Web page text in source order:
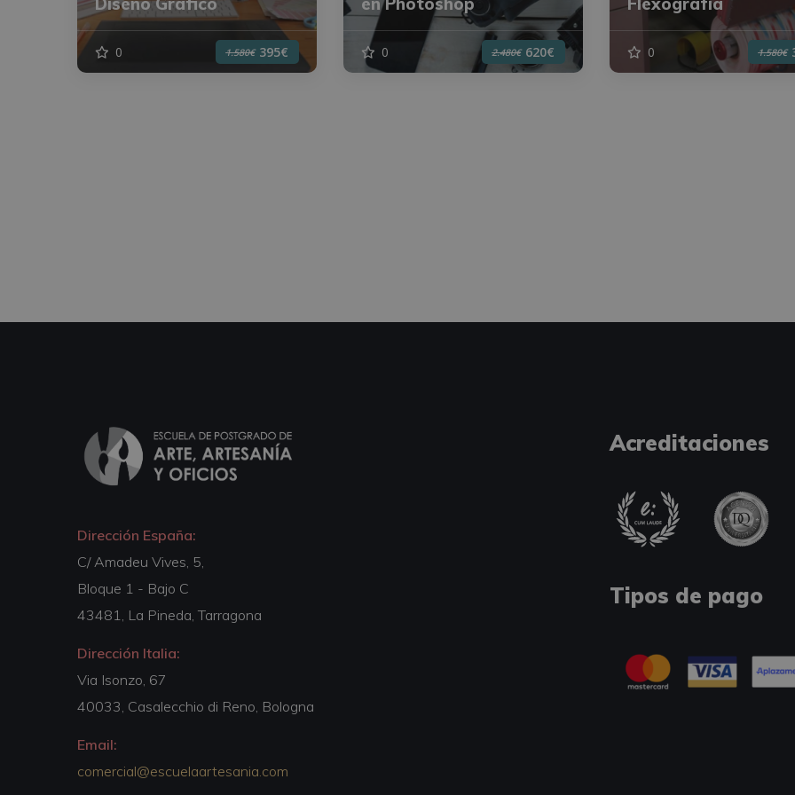
0 1.580€ 395€ 0 2.480€ 620€ 0 1.580€
Dirección España:
C/ Amadeu Vives, 5,
Bloque 1 - Bajo C
43481, La Pineda, Tarragona
Dirección Italia:
Via Isonzo, 67
40033, Casalecchio di Reno, Bologna
Email:
comercial@escuelaartesania.com
Acreditaciones
Tipos de pago